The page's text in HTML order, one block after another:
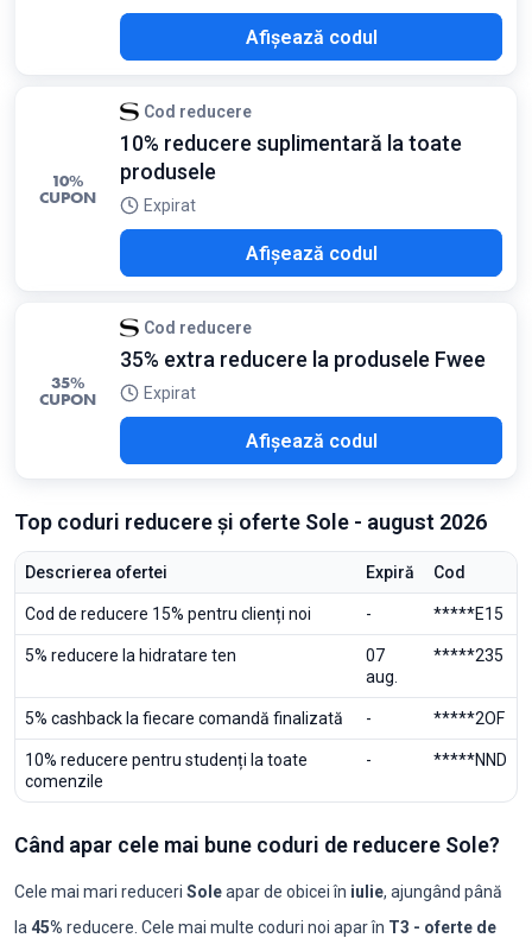
Afișează codul
10%
CUPON
Cod reducere
10% reducere suplimentară la toate
produsele
Expirat
Afișează codul
35%
CUPON
Cod reducere
35% extra reducere la produsele Fwee
Expirat
Afișează codul
Top coduri reducere și oferte Sole - august 2026
Descrierea ofertei Expiră Cod
Cod de reducere 15% pentru clienți noi - *****E15
5% reducere la hidratare ten
07
aug.
*****235
5% cashback la fiecare comandă finalizată - *****2OF
10% reducere pentru studenți la toate
comenzile
- *****NND
Când apar cele mai bune coduri de reducere Sole?
Cele mai mari reduceri Soleapar de obicei în iulie, ajungând până
la 45% reducere. Cele mai multe coduri noi apar în T3 - oferte de